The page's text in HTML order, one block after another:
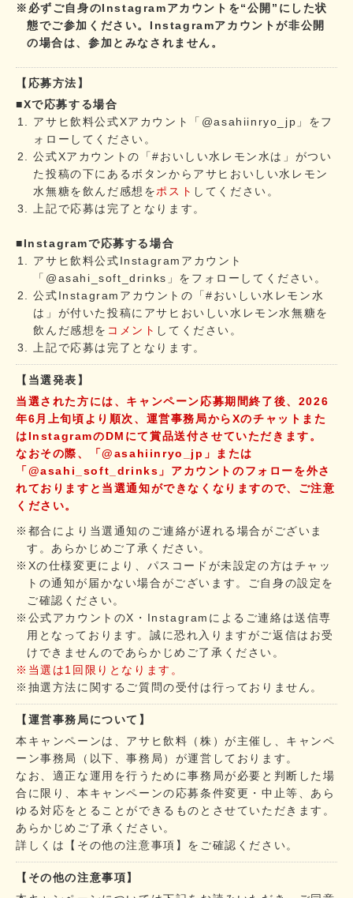
※必ずご自身のInstagramアカウントを“公開”にした状
態でご参加ください。Instagramアカウントが非公開
の場合は、参加とみなされません。
【応募方法】
■Xで応募する場合
アサヒ飲料公式Xアカウント「@asahiinryo_jp」をフ
ォローしてください。
公式Xアカウントの「#おいしい水レモン水は」がつい
た投稿の下にあるボタンからアサヒおいしい水レモン
水無糖を飲んだ感想をポスト してください。
上記で応募は完了となります。
■Instagramで応募する場合
アサヒ飲料公式Instagramアカウント
「@asahi_soft_drinks」をフォローしてください。
公式Instagramアカウントの「#おいしい水レモン水
は」が付いた投稿にアサヒおいしい水レモン水無糖を
飲んだ感想を コメント してください。
上記で応募は完了となります。
【当選発表】
当選された方には、キャンペーン応募期間終了後、2026
年6月上旬頃より順次、運営事務局からXのチャットまた
はInstagramのDMにて賞品送付させていただきます。
なおその際、「@asahiinryo_jp」または
「@asahi_soft_drinks」アカウントのフォローを外さ
れておりますと当選通知ができなくなりますので、ご注意
ください。
※都合により当選通知のご連絡が遅れる場合がございま
す。あらかじめご了承ください。
※Xの仕様変更により、パスコードが未設定の方はチャッ
トの通知が届かない場合がございます。ご自身の設定を
ご確認ください。
※公式アカウントのX・Instagramによるご連絡は送信専
用となっております。誠に恐れ入りますがご返信はお受
けできませんのであらかじめご了承ください。
※当選は1回限りとなります。
※抽選方法に関するご質問の受付は行っておりません。
【運営事務局について】
本キャンペーンは、アサヒ飲料（株）が主催し、キャンペ
ーン事務局（以下、事務局）が運営しております。
なお、適正な運用を行うために事務局が必要と判断した場
合に限り、本キャンペーンの応募条件変更・中止等、あら
ゆる対応をとることができるものとさせていただきます。
あらかじめご了承ください。
詳しくは【その他の注意事項】をご確認ください。
【その他の注意事項】